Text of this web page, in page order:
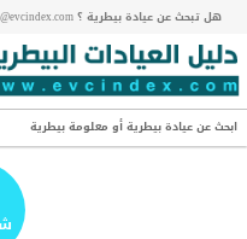
هل تبحث عن عيادة بيطرية ؟ contact@evcindex.com
ابحث عن عيادة بيطرية أو معلومة بيطرية